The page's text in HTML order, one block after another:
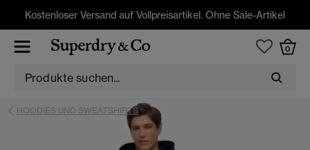
Kostenloser Versand auf Vollpreisartikel. Ohne Sale-Artikel
0
HOODIES UND SWEATSHIRTS